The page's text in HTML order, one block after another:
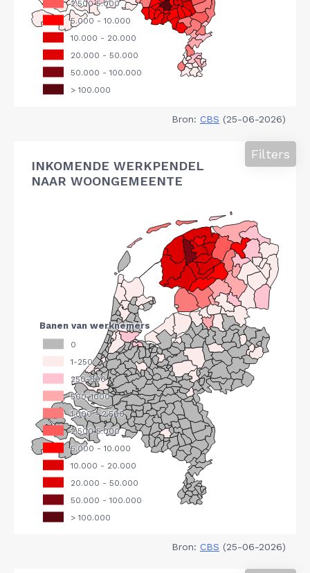
Bron: CBS (25-06-2026)
INKOMENDE WERKPENDEL
NAAR WOONGEMEENTE
Filters
Bron: CBS (25-06-2026)